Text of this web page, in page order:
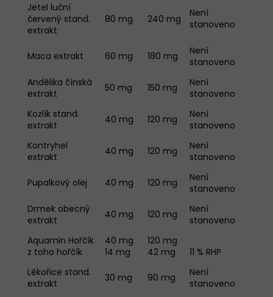
Jetel luční
červený stand.
extrakt
80 mg 240 mg
Není
stanoveno
Maca extrakt 60 mg 180 mg
Není
stanoveno
Andělika čínská
extrakt
50 mg 150 mg
Není
stanoveno
Kozlík stand.
extrakt
40 mg 120 mg
Není
stanoveno
Kontryhel
extrakt
40 mg 120 mg
Není
stanoveno
Pupalkový olej 40 mg 120 mg
Není
stanoveno
Drmek obecný
extrakt
40 mg 120 mg
Není
stanoveno
Aquamin Hořčík
z toho hořčík
40 mg
14 mg
120 mg
42 mg
11 % RHP
Lékořice stand.
extrakt
30 mg 90 mg
Není
stanoveno